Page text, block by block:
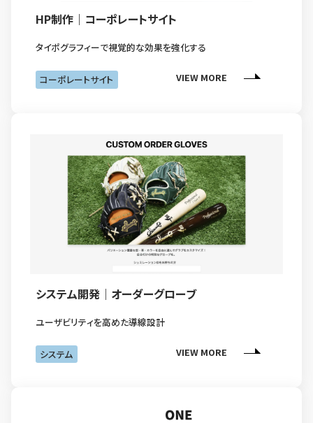
HP制作｜コーポレートサイト
タイポグラフィーで視覚的な効果を強化する
コーポレートサイト VIEW MORE
システム開発｜オーダーグローブ
ユーザビリティを高めた導線設計
システム VIEW MORE